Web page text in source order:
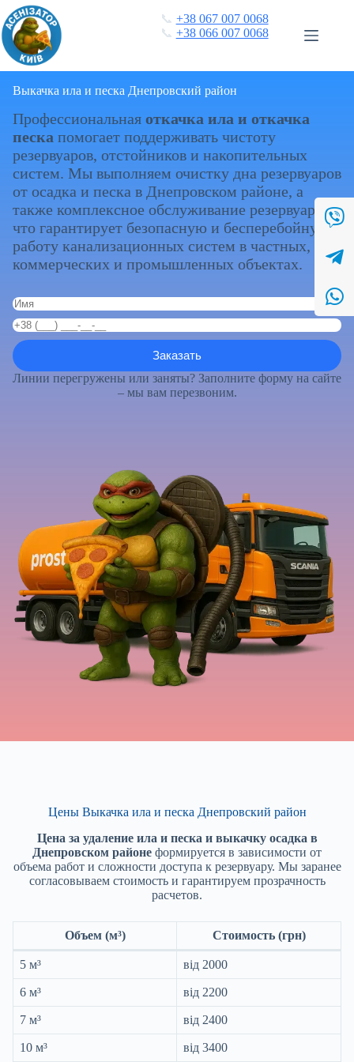
Перейти
к
сути
📞 +38 067 007 0068
📞 +38 066 007 0068
Выкачка ила и песка Днепровский район
Профессиональная откачка ила и откачка
песка помогает поддерживать чистоту
резервуаров, отстойников и накопительных
систем. Мы выполняем очистку дна резервуаров
от осадка и песка в Днепровском районе, а
также комплексное обслуживание резервуаров,
что гарантирует безопасную и бесперебойную
работу канализационных систем в частных,
коммерческих и промышленных объектах.
Линии перегружены или заняты? Заполните форму на сайте
– мы вам перезвоним.
Цены Выкачка ила и песка Днепровский район
Цена за удаление ила и песка и выкачку осадка в
Днепровском районе формируется в зависимости от
объема работ и сложности доступа к резервуару. Мы заранее
согласовываем стоимость и гарантируем прозрачность
расчетов.
Объем (м³) Стоимость (грн)
5 м³ від 2000
6 м³ від 2200
7 м³ від 2400
10 м³ від 3400